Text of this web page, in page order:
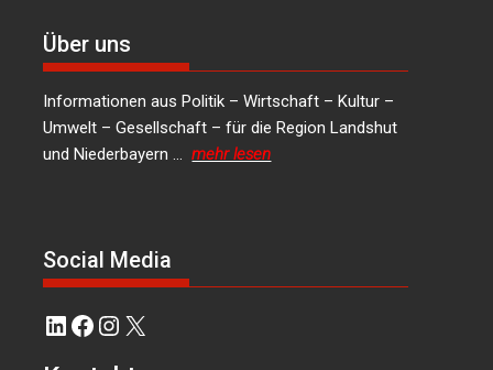
Über uns
Informationen aus Politik – Wirtschaft – Kultur –
Umwelt – Gesellschaft – für die Region Landshut
und Niederbayern …mehr lesen
Social Media
LinkedIn
Facebook
Instagram
X